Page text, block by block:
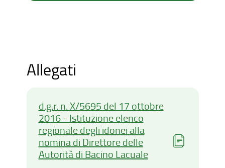
Allegati
d.g.r. n. X/5695 del 17 ottobre
2016 - Istituzione elenco
regionale degli idonei alla
nomina di Direttore delle
Autorità di Bacino Lacuale